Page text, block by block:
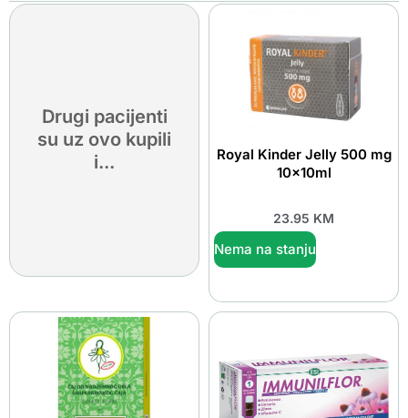
Drugi pacijenti
su uz ovo kupili
i...
Royal Kinder Jelly 500 mg
10x10ml
23.95 KM
Nema na stanju